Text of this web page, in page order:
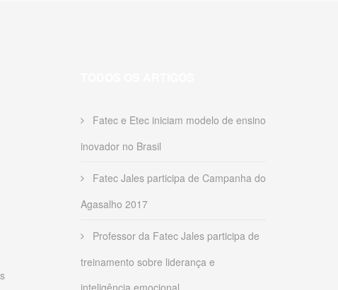
Fatec e Etec iniciam modelo de ensino
inovador no Brasil
Fatec Jales participa de Campanha do
Agasalho 2017
Professor da Fatec Jales participa de
treinamento sobre liderança e
inteligência emocional